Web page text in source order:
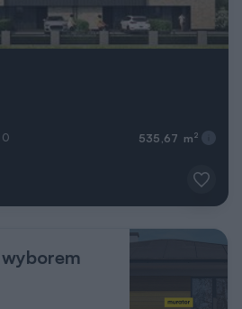
0 535,67 m 2